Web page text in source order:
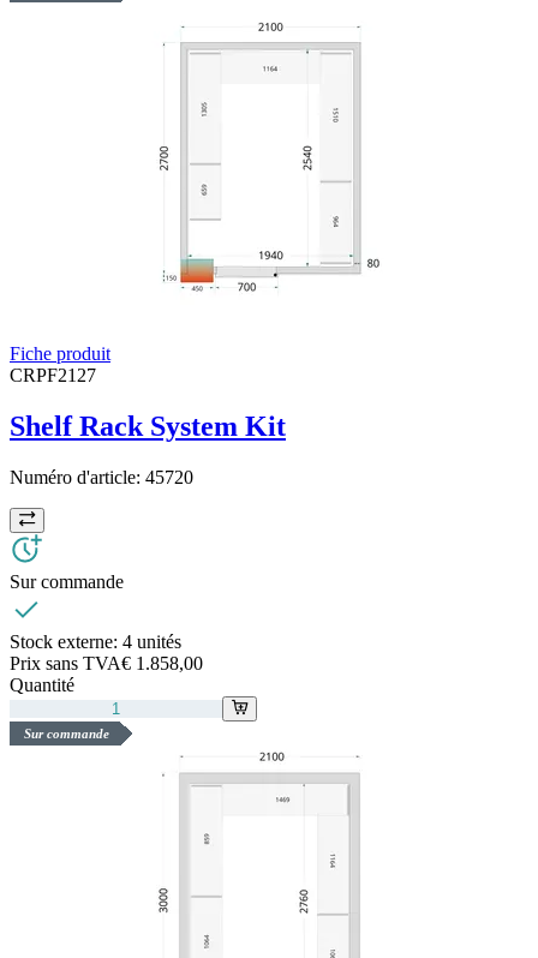
Fiche produit
CRPF2127
Shelf Rack System Kit
Numéro d'article: 45720
Sur commande
Stock externe: 4 unités
Prix sans TVA€ 1.858,00
Quantité
Sur commande